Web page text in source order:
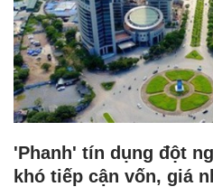
'Phanh' tín dụng đột
khó tiếp cận vốn, giá